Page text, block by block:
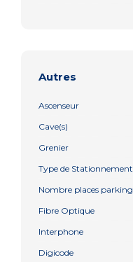
Autres
Ascenseur
Cave(s)
Grenier
Type de Stationnement
Nombre places parking
Fibre Optique
Interphone
Digicode